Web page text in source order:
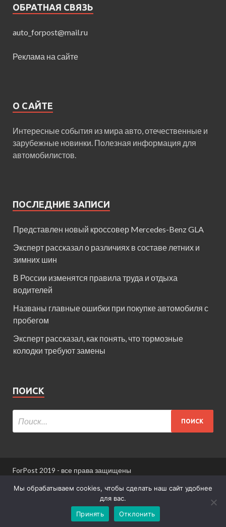
ОБРАТНАЯ СВЯЗЬ
auto_forpost@mail.ru
Реклама на сайте
О САЙТЕ
Интересные события из мира авто, отечественные и
зарубежные новинки. Полезная информация для
автомобилистов.
ПОСЛЕДНИЕ ЗАПИСИ
Представлен новый кроссовер Mercedes-Benz GLA
Эксперт рассказал о различиях в составе летних и
зимних шин
В России изменятся правила труда и отдыха
водителей
Названы главные ошибки при покупке автомобиля с
пробегом
Эксперт рассказал, как понять, что тормозные
колодки требуют замены
ПОИСК
ForPost 2019 - все права защищены
При использовании материалов сайта ссылка
Информация для пользователей сайта
Мы обрабатываем cookies, чтобы сделать наш сайт удобнее
для вас.
Принять
Отклонить